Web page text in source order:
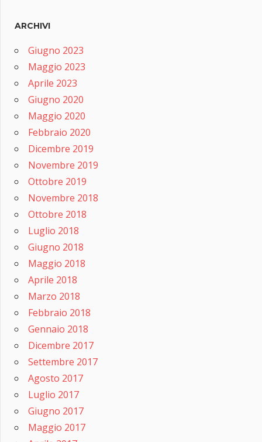
ARCHIVI
Giugno 2023
Maggio 2023
Aprile 2023
Giugno 2020
Maggio 2020
Febbraio 2020
Dicembre 2019
Novembre 2019
Ottobre 2019
Novembre 2018
Ottobre 2018
Luglio 2018
Giugno 2018
Maggio 2018
Aprile 2018
Marzo 2018
Febbraio 2018
Gennaio 2018
Dicembre 2017
Settembre 2017
Agosto 2017
Luglio 2017
Giugno 2017
Maggio 2017